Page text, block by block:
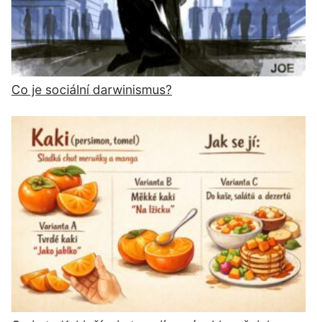
Co je sociální darwinismus?